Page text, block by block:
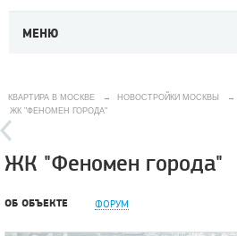
МЕНЮ
КВАРТИРА В МОСКВЕ → НОВОСТРОЙКИ МОСКВЫ →
ЖК "ФЕНОМЕН ГОРОДА"
ЖК "Феномен города"
ОБ ОБЪЕКТЕ ФОРУМ